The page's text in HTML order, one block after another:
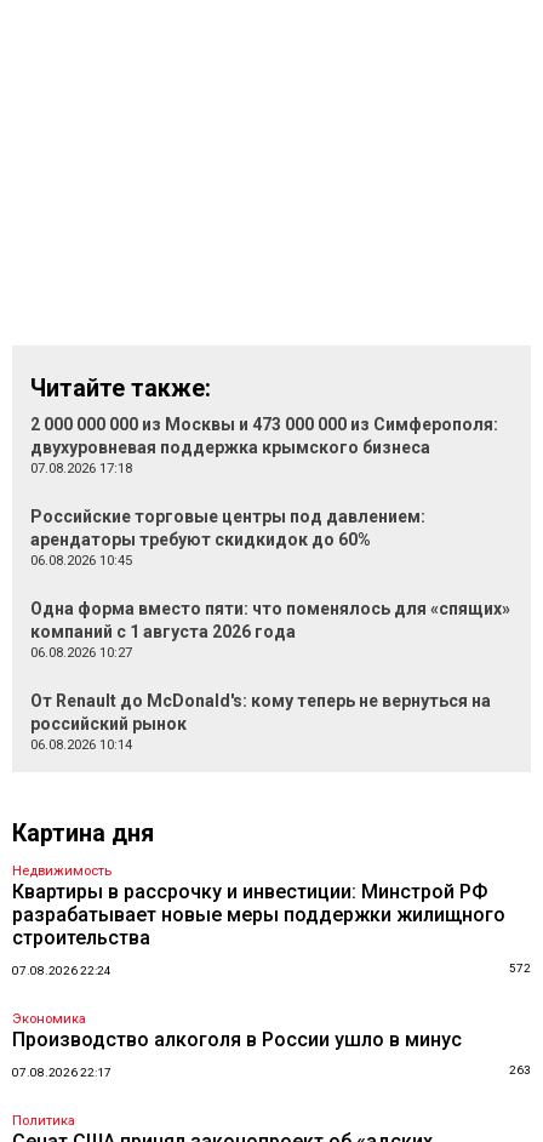
Читайте также:
2 000 000 000 из Москвы и 473 000 000 из Симферополя:
двухуровневая поддержка крымского бизнеса
07.08.2026 17:18
Российские торговые центры под давлением:
арендаторы требуют скидкидок до 60%
06.08.2026 10:45
Одна форма вместо пяти: что поменялось для «спящих»
компаний с 1 августа 2026 года
06.08.2026 10:27
От Renault до McDonald's: кому теперь не вернуться на
российский рынок
06.08.2026 10:14
Картина дня
Недвижимость
Квартиры в рассрочку и инвестиции: Минстрой РФ
разрабатывает новые меры поддержки жилищного
строительства
07.08.2026 22:24 572
Экономика
Производство алкоголя в России ушло в минус
07.08.2026 22:17 263
Политика